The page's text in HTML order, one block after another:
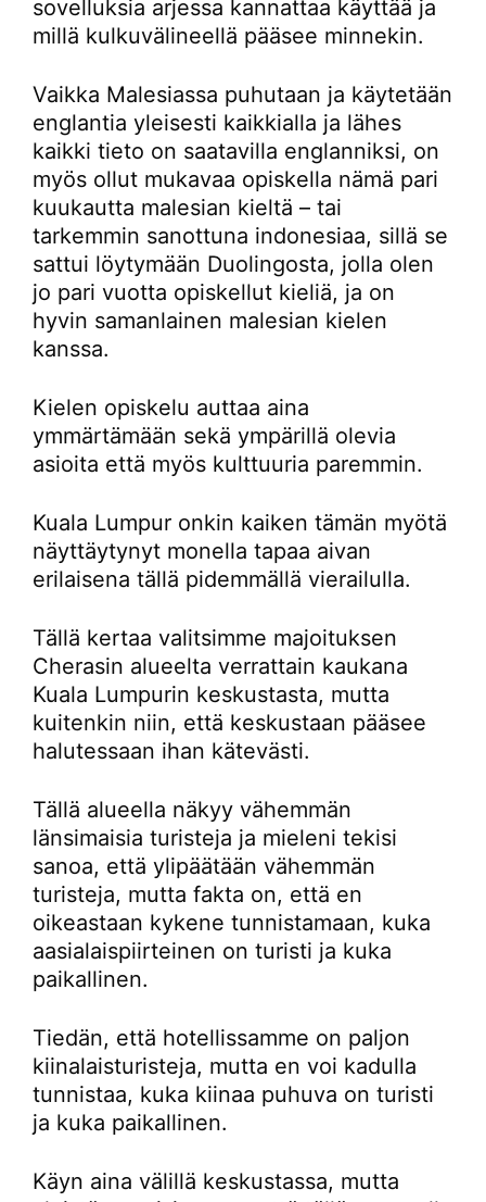
sovelluksia arjessa kannattaa käyttää ja
millä kulkuvälineellä pääsee minnekin.
Vaikka Malesiassa puhutaan ja käytetään
englantia yleisesti kaikkialla ja lähes
kaikki tieto on saatavilla englanniksi, on
myös ollut mukavaa opiskella nämä pari
kuukautta malesian kieltä – tai
tarkemmin sanottuna indonesiaa, sillä se
sattui löytymään Duolingosta, jolla olen
jo pari vuotta opiskellut kieliä, ja on
hyvin samanlainen malesian kielen
kanssa.
Kielen opiskelu auttaa aina
ymmärtämään sekä ympärillä olevia
asioita että myös kulttuuria paremmin.
Kuala Lumpur onkin kaiken tämän myötä
näyttäytynyt monella tapaa aivan
erilaisena tällä pidemmällä vierailulla.
Tällä kertaa valitsimme majoituksen
Cherasin alueelta verrattain kaukana
Kuala Lumpurin keskustasta, mutta
kuitenkin niin, että keskustaan pääsee
halutessaan ihan kätevästi.
Tällä alueella näkyy vähemmän
länsimaisia turisteja ja mieleni tekisi
sanoa, että ylipäätään vähemmän
turisteja, mutta fakta on, että en
oikeastaan kykene tunnistamaan, kuka
aasialaispiirteinen on turisti ja kuka
paikallinen.
Tiedän, että hotellissamme on paljon
kiinalaisturisteja, mutta en voi kadulla
tunnistaa, kuka kiinaa puhuva on turisti
ja kuka paikallinen.
Käyn aina välillä keskustassa, mutta